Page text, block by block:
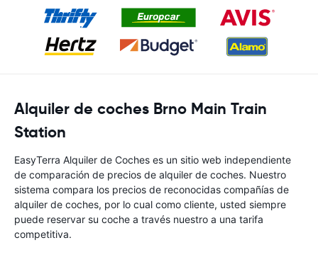
Alquiler de coches Brno Main Train
Station
EasyTerra Alquiler de Coches es un sitio web independiente
de comparación de precios de alquiler de coches. Nuestro
sistema compara los precios de reconocidas compañías de
alquiler de coches, por lo cual como cliente, usted siempre
puede reservar su coche a través nuestro a una tarifa
competitiva.